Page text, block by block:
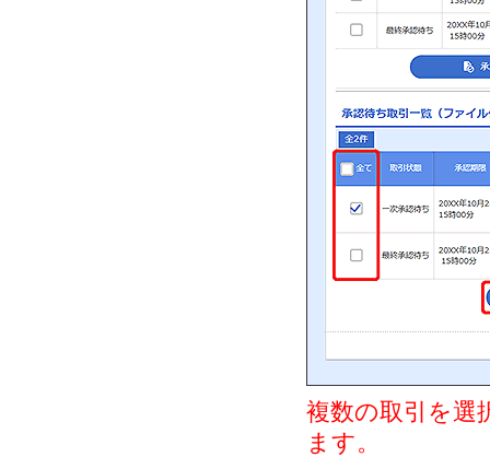
複数の取引を選
ます。